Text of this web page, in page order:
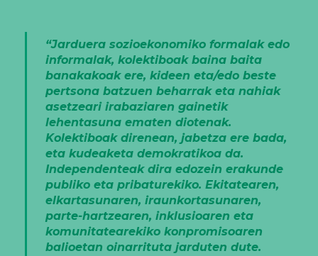
“Jarduera sozioekonomiko formalak edo
informalak, kolektiboak baina baita
banakakoak ere, kideen eta/edo beste
pertsona batzuen beharrak eta nahiak
asetzeari irabaziaren gainetik
lehentasuna ematen diotenak.
Kolektiboak direnean, jabetza ere bada,
eta kudeaketa demokratikoa da.
Independenteak dira edozein erakunde
publiko eta pribaturekiko. Ekitatearen,
elkartasunaren, iraunkortasunaren,
parte-hartzearen, inklusioaren eta
komunitatearekiko konpromisoaren
balioetan oinarrituta jarduten dute.